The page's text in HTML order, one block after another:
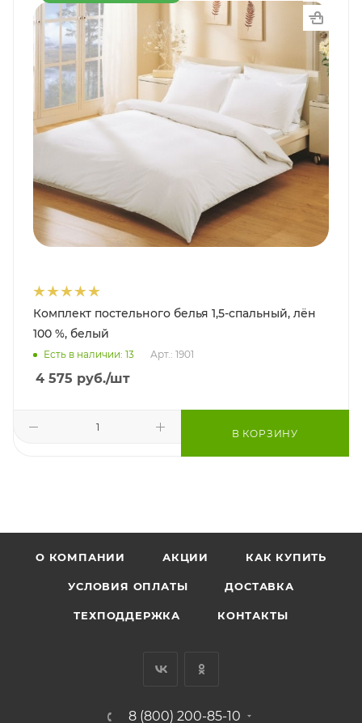
Комплект постельного белья 1,5-спальный, лён
100 %, белый
Есть в наличии: 13 Арт.: 1901
4 575 руб./шт
В КОРЗИНУ
О КОМПАНИИ АКЦИИ КАК КУПИТЬ
УСЛОВИЯ ОПЛАТЫ ДОСТАВКА
ТЕХПОДДЕРЖКА КОНТАКТЫ
8 (800) 200-85-10